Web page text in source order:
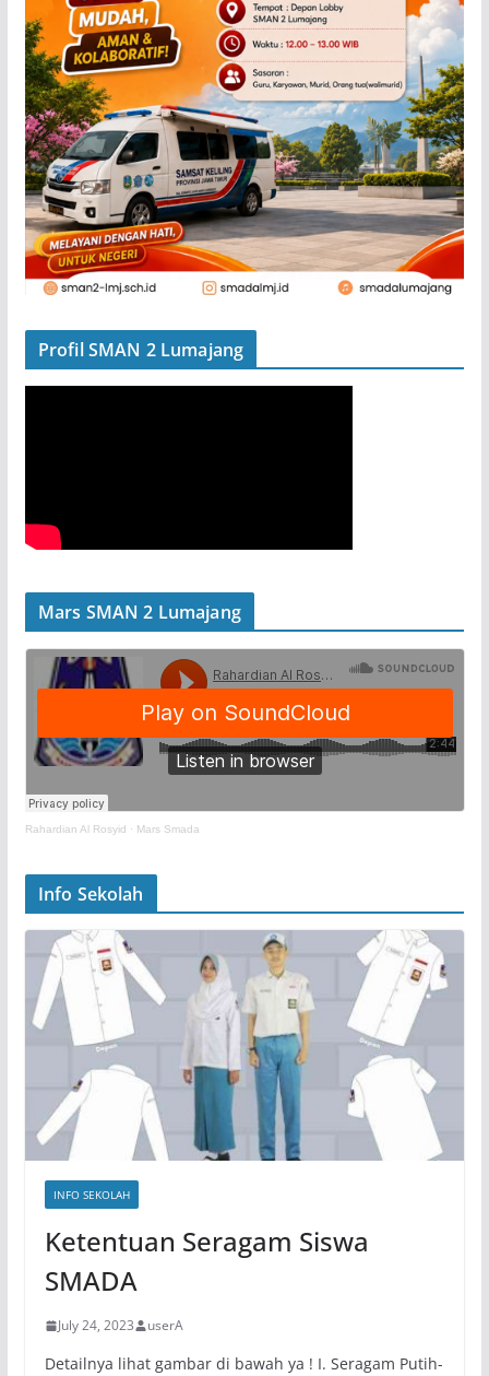
Profil SMAN 2 Lumajang
Mars SMAN 2 Lumajang
Rahardian Al Rosyid · Mars Smada
Info Sekolah
INFO SEKOLAH
Ketentuan Seragam Siswa
SMADA
July 24, 2023 userA
Detailnya lihat gambar di bawah ya ! I. Seragam Putih-